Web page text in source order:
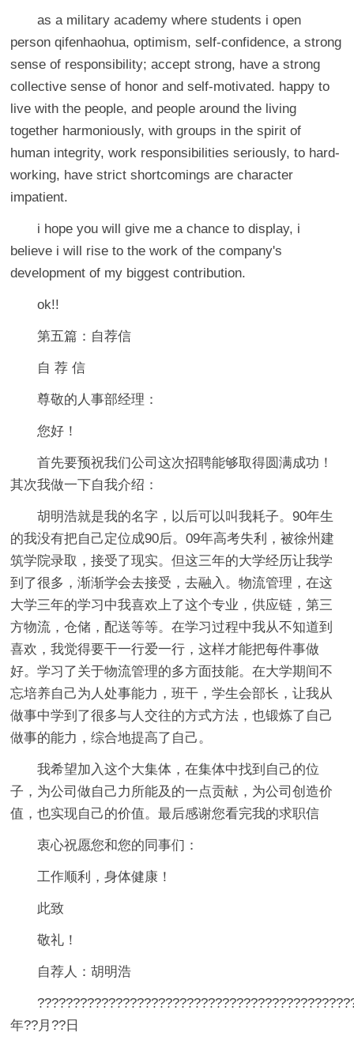
as a military academy where students i open
person qifenhaohua, optimism, self-confidence, a strong
sense of responsibility; accept strong, have a strong
collective sense of honor and self-motivated. happy to
live with the people, and people around the living
together harmoniously, with groups in the spirit of
human integrity, work responsibilities seriously, to hard-
working, have strict shortcomings are character
impatient.
i hope you will give me a chance to display, i
believe i will rise to the work of the company's
development of my biggest contribution.
ok!!
第五篇：自荐信
自 荐 信
尊敬的人事部经理：
您好！
首先要预祝我们公司这次招聘能够取得圆满成功！
其次我做一下自我介绍：
胡明浩就是我的名字，以后可以叫我耗子。90年生
的我没有把自己定位成90后。09年高考失利，被徐州建
筑学院录取，接受了现实。但这三年的大学经历让我学
到了很多，渐渐学会去接受，去融入。物流管理，在这
大学三年的学习中我喜欢上了这个专业，供应链，第三
方物流，仓储，配送等等。在学习过程中我从不知道到
喜欢，我觉得要干一行爱一行，这样才能把每件事做
好。学习了关于物流管理的多方面技能。在大学期间不
忘培养自己为人处事能力，班干，学生会部长，让我从
做事中学到了很多与人交往的方式方法，也锻炼了自己
做事的能力，综合地提高了自己。
我希望加入这个大集体，在集体中找到自己的位
子，为公司做自己力所能及的一点贡献，为公司创造价
值，也实现自己的价值。最后感谢您看完我的求职信
衷心祝愿您和您的同事们：
工作顺利，身体健康！
此致
敬礼！
自荐人：胡明浩
年??月??日